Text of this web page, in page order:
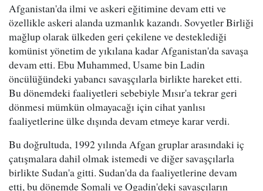
Afganistan'da ilmi ve askeri eğitimine devam etti ve
özellikle askeri alanda uzmanlık kazandı. Sovyetler Birliği
mağlup olarak ülkeden geri çekilene ve desteklediği
komünist yönetim de yıkılana kadar Afganistan'da savaşa
devam etti. Ebu Muhammed, Usame bin Ladin
öncülüğündeki yabancı savaşçılarla birlikte hareket etti.
Bu dönemdeki faaliyetleri sebebiyle Mısır'a tekrar geri
dönmesi mümkün olmayacağı için cihat yanlısı
faaliyetlerine ülke dışında devam etmeye karar verdi.
Bu doğrultuda, 1992 yılında Afgan gruplar arasındaki iç
çatışmalara dahil olmak istemedi ve diğer savaşçılarla
birlikte Sudan'a gitti. Sudan'da da faaliyetlerine devam
etti, bu dönemde Somali ve Ogadin'deki savaşçıların